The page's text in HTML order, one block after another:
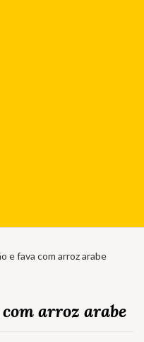
e fava com arroz arabe
arroz arabe